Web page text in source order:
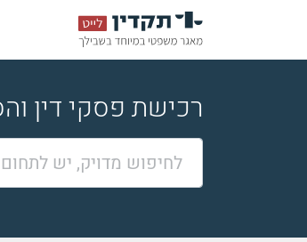
רכישת פסקי דין